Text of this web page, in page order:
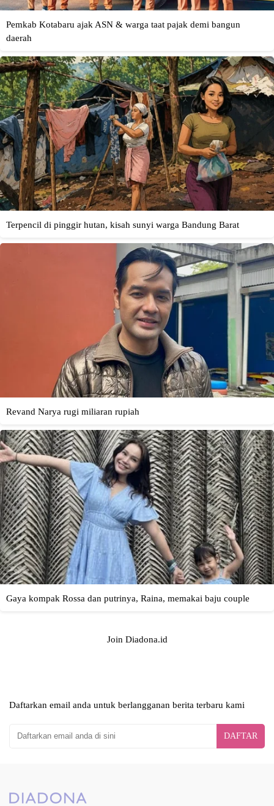
Join Diadona.id
Daftarkan email anda untuk berlangganan berita terbaru kami
DAFTAR